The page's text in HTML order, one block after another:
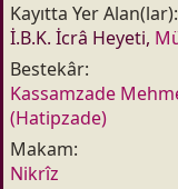
Kayıtta Yer Alan(lar)
İ.B.K. İcrâ Heyeti,
Bestekâr
Kassamzade
(Hatipzade)
Makam
Nikrîz